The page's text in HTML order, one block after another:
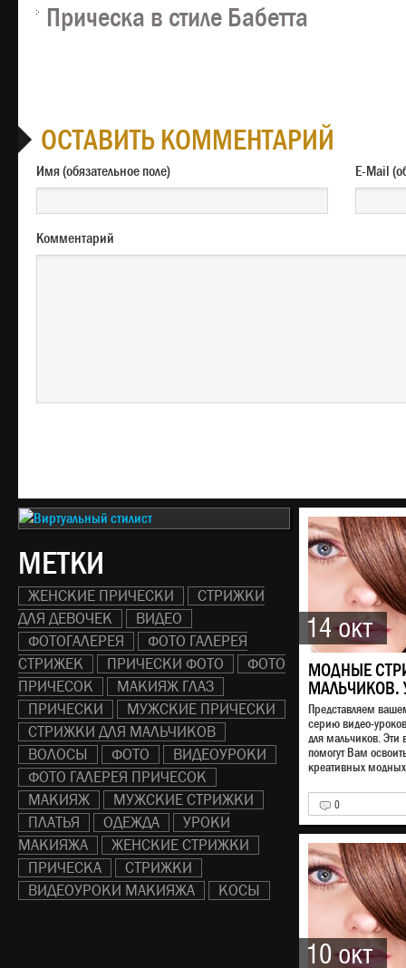
Прическа в стиле Бабетта
ОСТАВИТЬ КОММЕНТАРИЙ
Имя (обязательное поле) E-
Комментарий
МЕТКИ
ЖЕНСКИЕ ПРИЧЕСКИ
СТРИЖКИ
ДЛЯ ДЕВОЧЕК
ВИДЕО
ФОТОГАЛЕРЕЯ
ФОТО ГАЛЕРЕЯ
СТРИЖЕК
ПРИЧЕСКИ ФОТО
ФОТО
ПРИЧЕСОК
МАКИЯЖ ГЛАЗ
ПРИЧЕСКИ
МУЖСКИЕ ПРИЧЕСКИ
СТРИЖКИ ДЛЯ МАЛЬЧИКОВ
ВОЛОСЫ
ФОТО
ВИДЕОУРОКИ
ФОТО ГАЛЕРЕЯ ПРИЧЕСОК
МАКИЯЖ
МУЖСКИЕ СТРИЖКИ
ПЛАТЬЯ
ОДЕЖДА
УРОКИ
МАКИЯЖА
ЖЕНСКИЕ СТРИЖКИ
ПРИЧЕСКА
СТРИЖКИ
ВИДЕОУРОКИ МАКИЯЖА
КОСЫ
14 окт
МОДНЫЕ
МАЛЬЧИКОВ.
Представляем
серию видео-
для мальчиков. Эти
помогут Вам
креативных
0
10 окт